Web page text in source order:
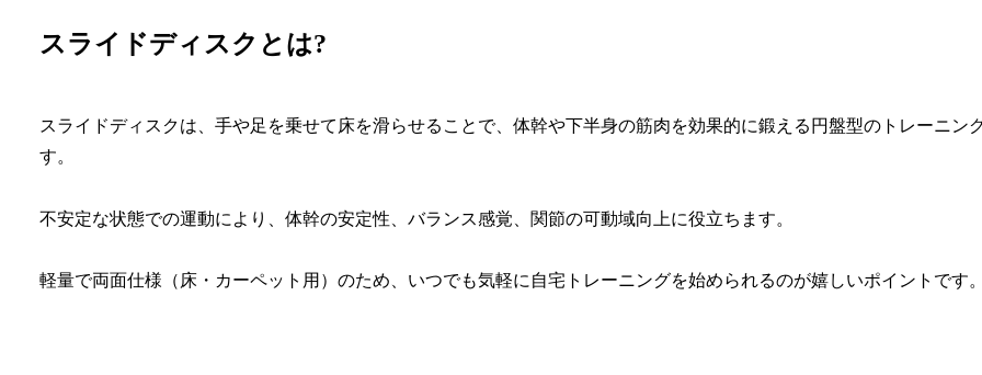
スライドディスクとは?
スライドディスクは、手や足を乗せて床を滑らせることで、体幹や下半身の筋肉を効果的に鍛える円盤型のトレーニン
す。
不安定な状態での運動により、体幹の安定性、バランス感覚、関節の可動域向上に役立ちます。
軽量で両面仕様（床・カーペット用）のため、いつでも気軽に自宅トレーニングを始められるのが嬉しいポイントです